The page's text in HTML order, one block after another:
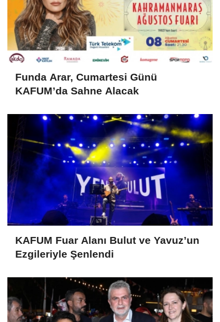
Funda Arar, Cumartesi Günü
KAFUM’da Sahne Alacak
KAFUM Fuar Alanı Bulut ve Yavuz’un
Ezgileriyle Şenlendi